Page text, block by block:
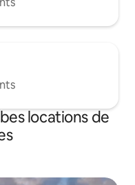
locations de